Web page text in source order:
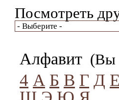
Посмотреть
Алфавит (Вы
4 А Б В Г Д